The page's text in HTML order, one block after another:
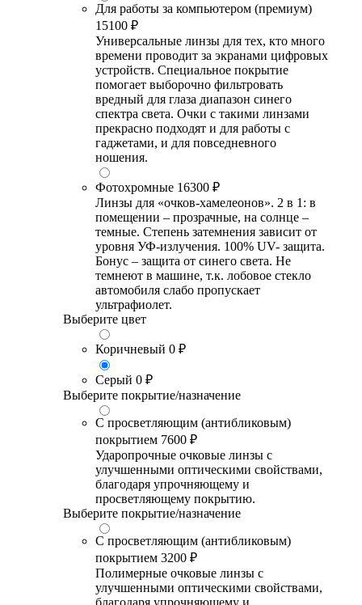
Для работы за компьютером (премиум)
15100 ₽
Универсальные линзы для тех, кто много
времени проводит за экранами цифровых
устройств. Специальное покрытие
помогает выборочно фильтровать
вредный для глаза диапазон синего
спектра света. Очки с такими линзами
прекрасно подходят и для работы с
гаджетами, и для повседневного
ношения.
Фотохромные 16300 ₽
Линзы для «очков-хамелеонов». 2 в 1: в
помещении – прозрачные, на солнце –
темные. Степень затемнения зависит от
уровня УФ-излучения. 100% UV- защита.
Бонус – защита от синего света. Не
темнеют в машине, т.к. лобовое стекло
автомобиля слабо пропускает
ультрафиолет.
Выберите цвет
Коричневый 0 ₽
Серый 0 ₽
Выберите покрытие/назначение
С просветляющим (антибликовым)
покрытием 7600 ₽
Ударопрочные очковые линзы с
улучшенными оптическими свойствами,
благодаря упрочняющему и
просветляющему покрытию.
Выберите покрытие/назначение
С просветляющим (антибликовым)
покрытием 3200 ₽
Полимерные очковые линзы с
улучшенными оптическими свойствами,
благодаря упрочняющему и